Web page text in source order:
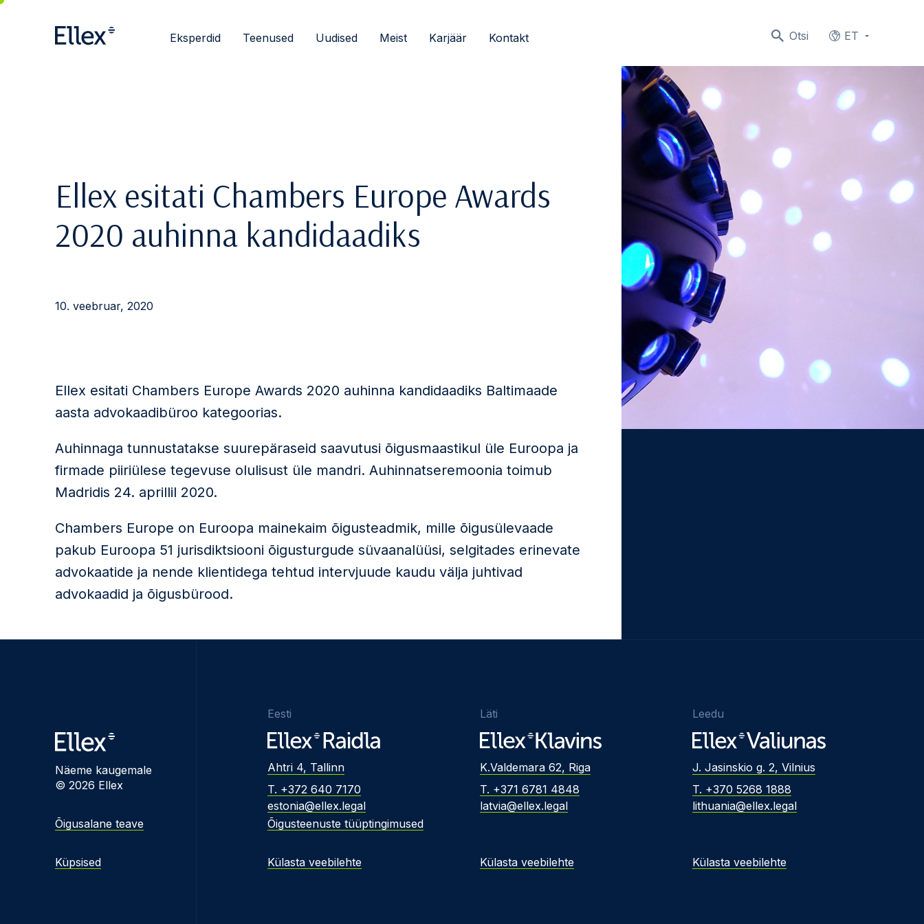
Otsi ET
Eksperdid Teenused Uudised Meist Karjäär Kontakt
Ellex esitati Chambers Europe Awards
2020 auhinna kandidaadiks
10. veebruar, 2020
Ellex esitati Chambers Europe Awards 2020 auhinna kandidaadiks Baltimaade
aasta advokaadibüroo kategoorias.
Auhinnaga tunnustatakse suurepäraseid saavutusi õigusmaastikul üle Euroopa ja
firmade piiriülese tegevuse olulisust üle mandri. Auhinnatseremoonia toimub
Madridis 24. aprillil 2020.
Chambers Europe on Euroopa mainekaim õigusteadmik, mille õigusülevaade
pakub Euroopa 51 jurisdiktsiooni õigusturgude süvaanalüüsi, selgitades erinevate
advokaatide ja nende klientidega tehtud intervjuude kaudu välja juhtivad
advokaadid ja õigusbürood.
Näeme kaugemale
© 2026 Ellex
Õigusalane teave
Küpsised
Eesti
Ahtri 4, Tallinn
T. +372 640 7170
estonia@ellex.legal
Õigusteenuste tüüptingimused
Külasta veebilehte
Läti
K.Valdemara 62, Riga
T. +371 6781 4848
latvia@ellex.legal
Külasta veebilehte
Leedu
J. Jasinskio g. 2, Vilnius
T. +370 5268 1888
lithuania@ellex.legal
Külasta veebilehte